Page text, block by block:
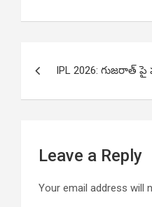
IPL 2026: గుజరాత్
Leave a Reply
Your email address will